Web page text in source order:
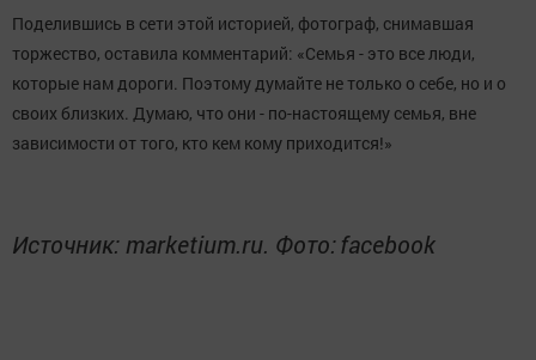
Поделившись в сети этой историей, фотограф, снимавшая
торжество, оставила комментарий: «Семья - это все люди,
которые нам дороги. Поэтому думайте не только о себе, но и о
своих близких. Думаю, что они - по-настоящему семья, вне
зависимости от того, кто кем кому приходится!»
Источник: marketium.ru. Фото:facebook